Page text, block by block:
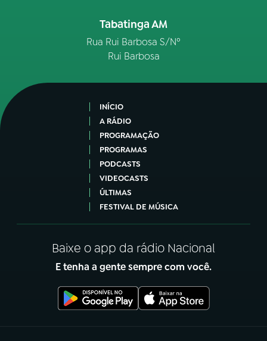
Tabatinga AM
Rua Rui Barbosa S/Nº
Rui Barbosa
INÍCIO
A RÁDIO
PROGRAMAÇÃO
PROGRAMAS
PODCASTS
VIDEOCASTS
ÚLTIMAS
FESTIVAL DE MÚSICA
Baixe o app da rádio Nacional
E tenha a gente sempre com você.